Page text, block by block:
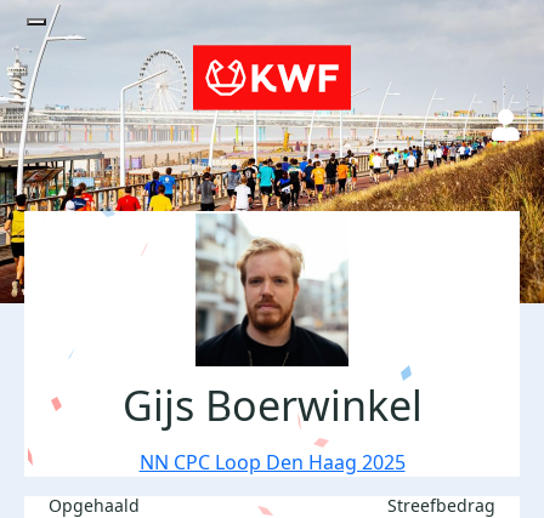
Gijs Boerwinkel
NN CPC Loop Den Haag 2025
Opgehaald Streefbedrag